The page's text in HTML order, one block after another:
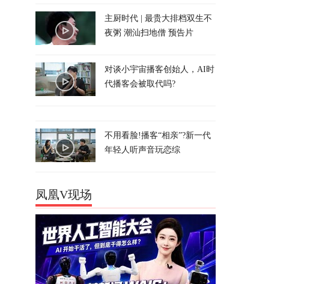
主厨时代 | 最贵大排档双生不
夜粥 潮汕扫地僧 预告片
对谈小宇宙播客创始人，AI时
代播客会被取代吗?
不用看脸!播客“相亲”?新一代
年轻人听声音玩恋综
凤凰V现场